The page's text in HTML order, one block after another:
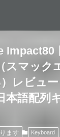
Impact80
スマック
レビュ
本語配列
ます
Keyboard